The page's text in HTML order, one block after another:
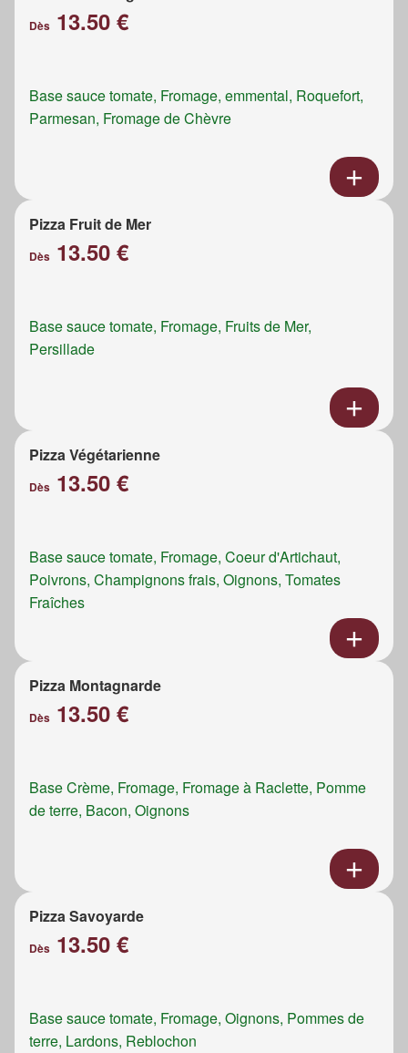
Dès 13.50 €
Base sauce tomate, Fromage, emmental, Roquefort,
Parmesan, Fromage de Chèvre
Pizza Fruit de Mer
Dès 13.50 €
Base sauce tomate, Fromage, Fruits de Mer,
Persillade
Pizza Végétarienne
Dès 13.50 €
Base sauce tomate, Fromage, Coeur d'Artichaut,
Poivrons, Champignons frais, Oignons, Tomates
Fraîches
Pizza Montagnarde
Dès 13.50 €
Base Crème, Fromage, Fromage à Raclette, Pomme
de terre, Bacon, Oignons
Pizza Savoyarde
Dès 13.50 €
Base sauce tomate, Fromage, Oignons, Pommes de
terre, Lardons, Reblochon